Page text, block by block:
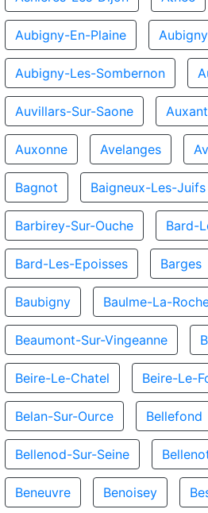
Aubigny-En-Plaine
Aubigny-Les-Sombernon
Auvillars-Sur-Saone Auxant
Auxonne Avelanges
Bagnot Baigneux-Les-Juifs
Barbirey-Sur-Ouche Bard-
Bard-Les-Epoisses Barges
Baubigny Baulme-La-
Beaumont-Sur-Vingeanne
Beire-Le-Chatel Beire-Le-
Belan-Sur-Ource Bellefond
Bellenod-Sur-Seine
Beneuvre Benoisey